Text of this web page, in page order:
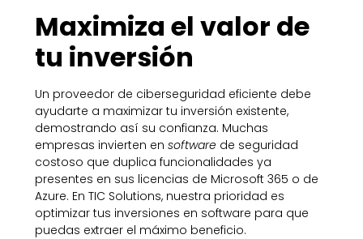
Maximiza el valor de
tu inversión
Un proveedor de ciberseguridad eficiente debe
ayudarte a maximizar tu inversión existente,
demostrando así su confianza. Muchas
empresas invierten en softwarede seguridad
costoso que duplica funcionalidades ya
presentes en sus licencias de Microsoft 365 o de
Azure. En TIC Solutions, nuestra prioridad es
optimizar tus inversiones en software para que
puedas extraer el máximo beneficio.